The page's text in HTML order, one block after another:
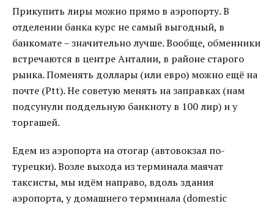
Прикупить лиры можно прямо в аэропорту. В
отделении банка курс не самый выгодный, в
банкомате – значительно лучше. Вообще, обменники
встречаются в центре Анталии, в районе старого
рынка. Поменять доллары (или евро) можно ещё на
почте (Ptt). Не советую менять на заправках (нам
подсунули поддельную банкноту в 100 лир) и у
торгашей.
Едем из аэропорта на отогар (автовокзал по-
турецки). Возле выхода из терминала маячат
таксисты, мы идём направо, вдоль здания
аэропорта, у домашнего терминала (domestic